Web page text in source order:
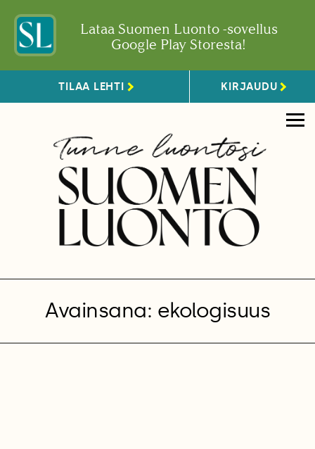
Lataa Suomen Luonto -sovellus
Google Play Storesta!
TILAA LEHTI KIRJAUDU
Avainsana: ekologisuus